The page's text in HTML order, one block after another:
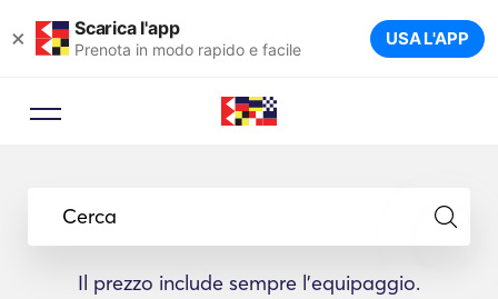
× Scarica l'app
Prenota in modo rapido e facile USA L'APP
Cerca
Il prezzo include sempre l'equipaggio.